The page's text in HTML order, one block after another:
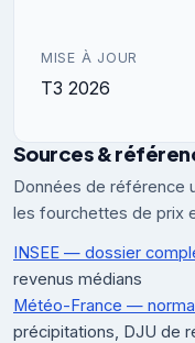
MISE À JOUR
T3 2026
Sources &
Données de référence
les fourchettes de prix
INSEE — dossier
revenus médians
Météo-France —
précipitations, DJU de